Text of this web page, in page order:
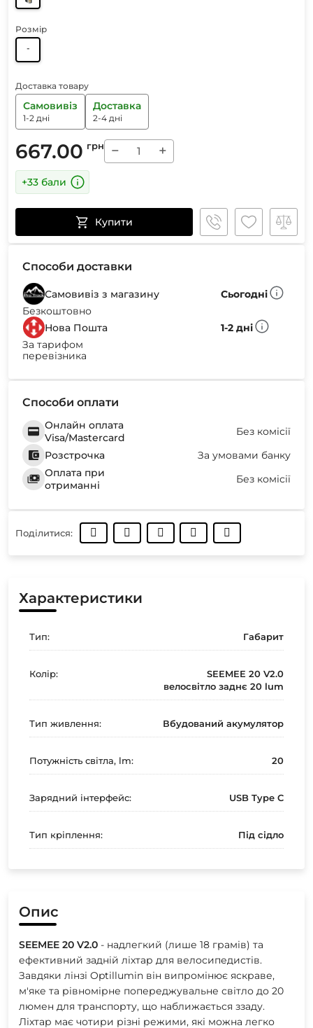
Розмір
-
Доставка товару
Самовивіз
1-2 дні
Доставка
2-4 дні
667.00 грн − +
+33 бали
Купити
Способи доставки
Самовивіз з магазину
Сьогодні
Безкоштовно
Нова Пошта
1-2 дні
За тарифом
перевізника
Способи оплати
Онлайн оплата
Visa/Mastercard
Без комісії
Розстрочка
За умовами банку
Оплата при
отриманні
Без комісії
Поділитися:
Характеристики
Тип: Габарит
Колір:
SEEMEE 20 V2.0
велосвітло заднє 20 lum
Тип живлення: Вбудований акумулятор
Потужність світла, lm: 20
Зарядний інтерфейс: USB Type C
Тип кріплення: Під сідло
Опис
SEEMEE 20 V2.0 - надлегкий (лише 18 грамів) та
ефективний задній ліхтар для велосипедистів.
Завдяки лінзі Optillumin він випромінює яскраве,
м'яке та рівномірне попереджувальне світло до 20
люмен для транспорту, що наближається ззаду.
Ліхтар має чотири різні режими, які можна легко